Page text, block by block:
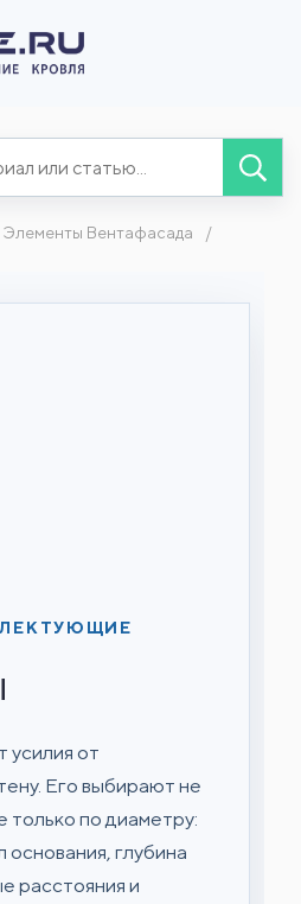
Элементы Вентафасада
усилия от
Его выбирают не
только по диаметру:
глубина
расстояния и